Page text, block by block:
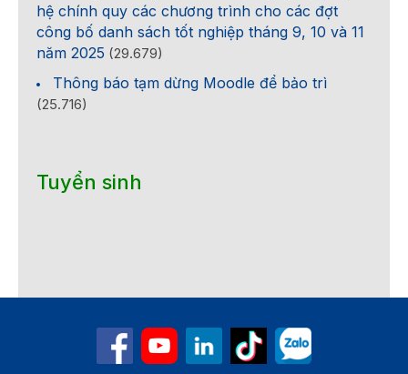
hệ chính quy các chương trình cho các đợt
công bố danh sách tốt nghiệp tháng 9, 10 và 11
năm 2025 (29.679)
Thông báo tạm dừng Moodle để bảo trì
(25.716)
Tuyển sinh